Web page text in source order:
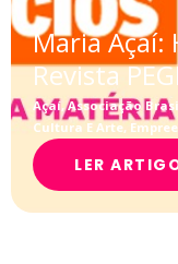
Maria Açaí:
Revista
Açaí,Associação
Cultura E Arte,
LER